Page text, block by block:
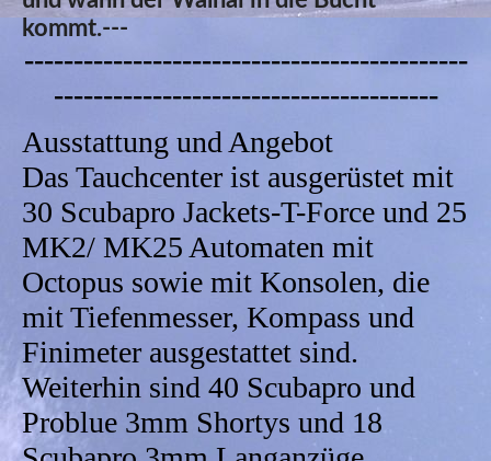
kommt.---
---------------------------------------------
---------------------------------------
Ausstattung und Angebot
Das Tauchcenter ist ausgerüstet mit
30 Scubapro Jackets-T-Force und 25
MK2/ MK25 Automaten mit
Octopus sowie mit Konsolen, die
mit Tiefenmesser, Kompass und
Finimeter ausgestattet sind.
Weiterhin sind 40 Scubapro und
Problue 3mm Shortys und 18